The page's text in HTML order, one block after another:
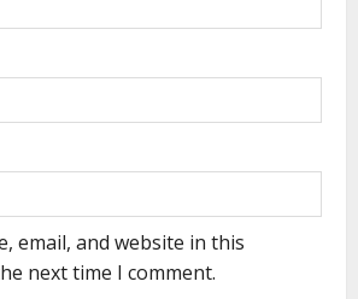
email, and website in this
next time I comment.